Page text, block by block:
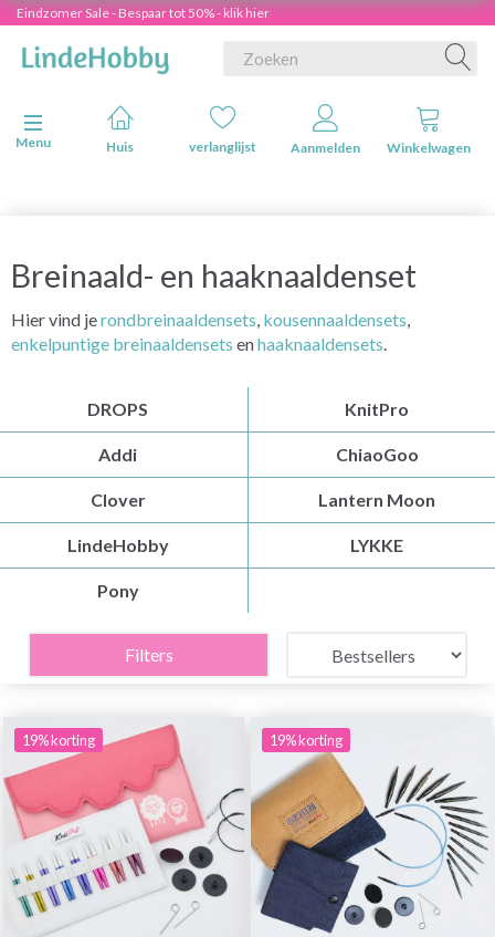
Eindzomer Sale - Bespaar tot 50% - klik hier
Navigatie in-/uitschakelen
Menu
Huis verlanglijst Aanmelden Winkelwagen
Breinaald- en haaknaaldenset
Hier vind jerondbreinaaldensets, kousennaaldensets,
enkelpuntige breinaaldensets enhaaknaaldensets.
DROPS KnitPro
Addi ChiaoGoo
Clover Lantern Moon
LindeHobby LYKKE
Pony
Filters
19% korting 19% korting